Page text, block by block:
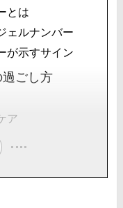
とは
ェルナンバー
が示すサイン
ごし方
ア